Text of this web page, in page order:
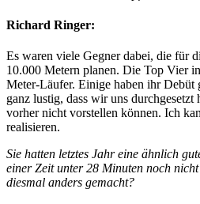
Richard Ringer:
Es waren viele Gegner dabei, die für
10.000 Metern planen. Die Top Vier
Meter-Läufer. Einige haben ihr Debüt
ganz lustig, dass wir uns durchgesetzt
vorher nicht vorstellen können. Ich
realisieren.
Sie hatten letztes Jahr eine ähnlich
einer Zeit unter 28 Minuten noch
diesmal anders gemacht?